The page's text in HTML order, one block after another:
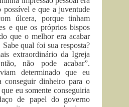
e que a juventude
úlcera, porque tinham
e que os próprios bispos
que o melhor era acabar
qual foi sua resposta?
extraordinário da Igreja
não pode acabar”.
determinado que eu
conseguir dinheiro para o
eu somente conseguiria
de papel do governo